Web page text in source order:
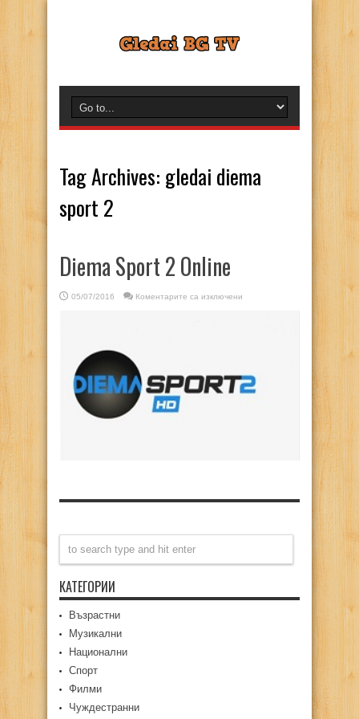
Tag Archives: gledai diema
sport 2
Diema Sport 2 Online
05/07/2016 Коментарите са изключени
КАТЕГОРИИ
Възрастни
Музикални
Национални
Спорт
Филми
Чуждестранни